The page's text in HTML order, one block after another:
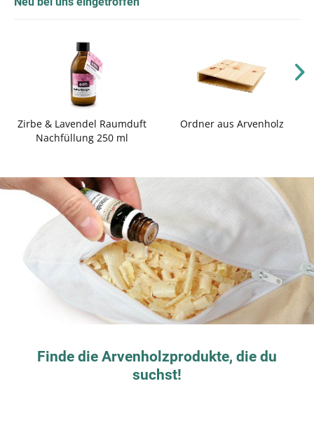
Zirbe & Lavendel Raumduft
Nachfüllung 250 ml
Ordner aus Arvenholz
Finde die Arvenholzprodukte, die du
suchst!